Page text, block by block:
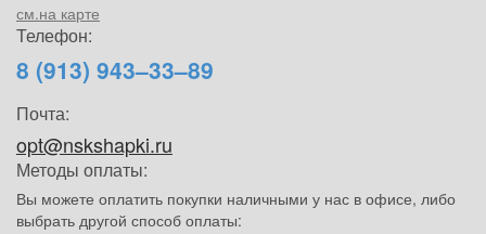
см.на карте
Телефон:
8 (913) 943–33–89
Почта:
opt@nskshapki.ru
Методы оплаты:
Вы можете оплатить покупки наличными у нас в офисе, либо
выбрать другой способ оплаты: